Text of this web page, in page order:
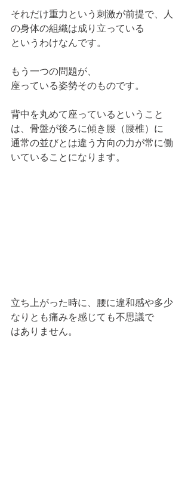
それだけ重力という刺激が前提で、人
の身体の組織は成り立っている
というわけなんです。
もう一つの問題が、
座っている姿勢そのものです。
背中を丸めて座っているということ
は、骨盤が後ろに傾き腰（腰椎）に
通常の並びとは違う方向の力が常に働
いていることになります。
立ち上がった時に、腰に違和感や多少
なりとも痛みを感じても不思議で
はありません。